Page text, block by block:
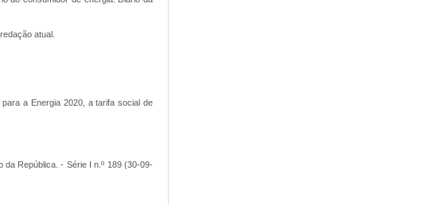
atual.
a Energia 2020, a tarifa social de
República. - Série I n.º 189 (30-09-